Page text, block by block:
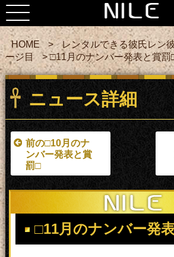
HOME > レンタルできる彼氏レン
ージ目 > □11月のナンバー発表と賞罰
ニュース詳細
前の□10月のナ
ンバー発表と賞
罰□
□11月のナンバー発